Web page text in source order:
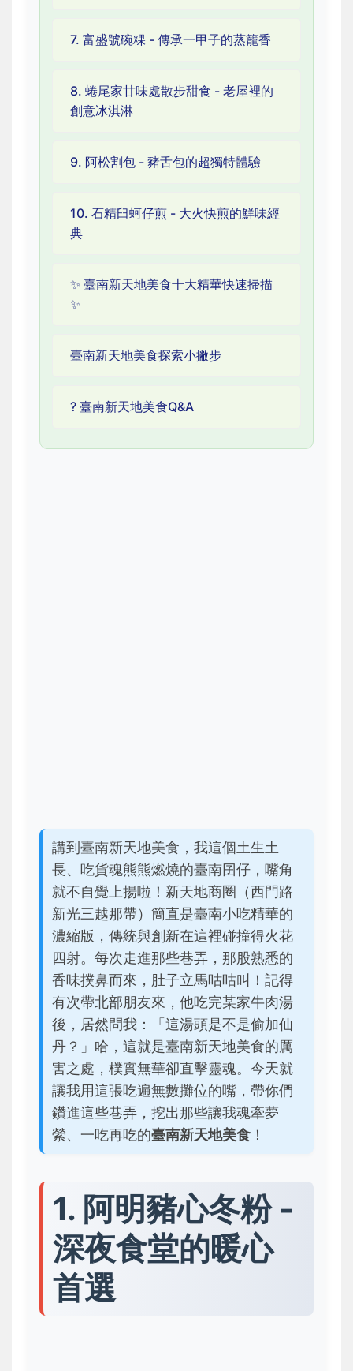
7. 富盛號碗粿 - 傳承一甲子的蒸籠香
8. 蜷尾家甘味處散步甜食 - 老屋裡的
創意冰淇淋
9. 阿松割包 - 豬舌包的超獨特體驗
10. 石精臼蚵仔煎 - 大火快煎的鮮味經
典
✨ 臺南新天地美食十大精華快速掃描
✨
臺南新天地美食探索小撇步
? 臺南新天地美食Q&A
講到臺南新天地美食，我這個土生土
長、吃貨魂熊熊燃燒的臺南囝仔，嘴角
就不自覺上揚啦！新天地商圈（西門路
新光三越那帶）簡直是臺南小吃精華的
濃縮版，傳統與創新在這裡碰撞得火花
四射。每次走進那些巷弄，那股熟悉的
香味撲鼻而來，肚子立馬咕咕叫！記得
有次帶北部朋友來，他吃完某家牛肉湯
後，居然問我：「這湯頭是不是偷加仙
丹？」哈，這就是臺南新天地美食的厲
害之處，樸實無華卻直擊靈魂。今天就
讓我用這張吃遍無數攤位的嘴，帶你們
鑽進這些巷弄，挖出那些讓我魂牽夢
縈、一吃再吃的臺南新天地美食 ！
1. 阿明豬心冬粉 -
深夜食堂的暖心
首選